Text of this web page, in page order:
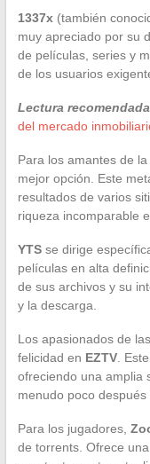
1337x(también
muy apreciado por su
de películas, series y
de los usuarios
Lectura
del mercado
Para los amantes de la
mejor opción. Este
resultados de varios
riqueza incomparable
YTSse dirige
películas en alta
de sus archivos y su
y la descarga.
Los apasionados de
felicidad en EZTV.
ofreciendo una amplia
menudo poco después
Para los jugadores,
de torrents. Ofrece